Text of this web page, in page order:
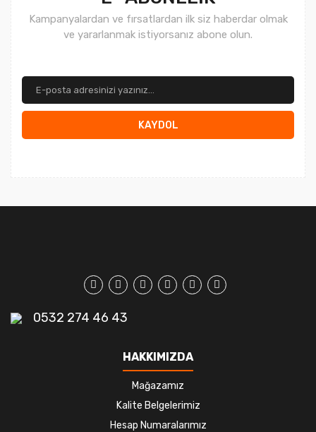
Kampanyalardan ve fırsatlardan ilk siz haberdar olmak
ve yararlanmak istiyorsanız abone olun.
KAYDOL
0532 274 46 43
HAKKIMIZDA
Mağazamız
Kalite Belgelerimiz
Hesap Numaralarımız